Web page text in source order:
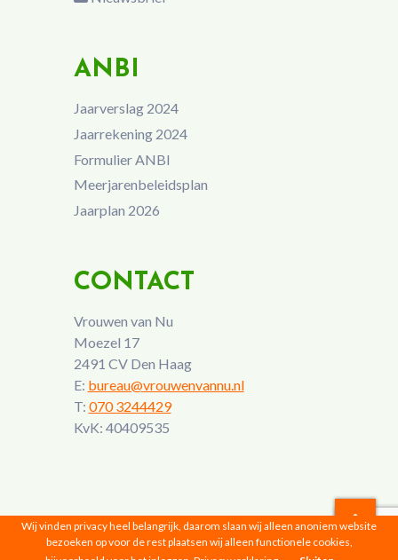
ANBI
Jaarverslag 2024
Jaarrekening 2024
Formulier ANBI
Meerjarenbeleidsplan
Jaarplan 2026
CONTACT
Vrouwen van Nu
Moezel 17
2491 CV Den Haag
E: bureau@vrouwenvannu.nl
T: 070 3244429
KvK: 40409535
Vrouwen van Nu © 2026 |Privacyverklaring
Wij vinden privacy heel belangrijk, daarom slaan wij alleen anoniem website
bezoeken op voor de rest plaatsen wij alleen functionele cookies,